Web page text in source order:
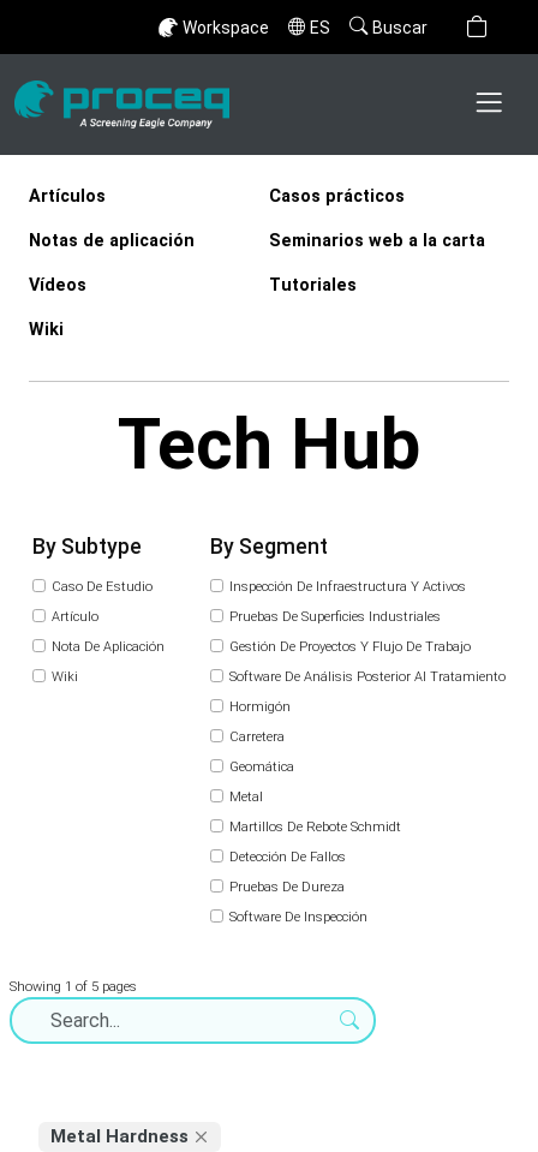
Workspace ES Buscar
Artículos Casos prácticos
Notas de aplicación Seminarios web a la carta
Vídeos Tutoriales
Wiki
Tech Hub
By Subtype
Caso De Estudio
Artículo
Nota De Aplicación
Wiki
By Segment
Inspección De Infraestructura Y Activos
Pruebas De Superficies Industriales
Gestión De Proyectos Y Flujo De Trabajo
Software De Análisis Posterior Al Tratamiento
Hormigón
Carretera
Geomática
Metal
Martillos De Rebote Schmidt
Detección De Fallos
Pruebas De Dureza
Software De Inspección
Showing 1 of 5 pages
Metal Hardness